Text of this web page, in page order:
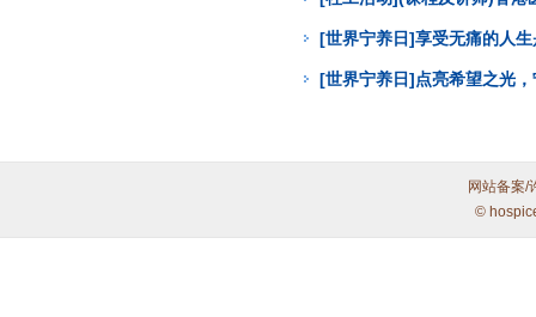
[世界宁养日]享受无痛的人
[世界宁养日]点亮希望之光
网站备案/
©